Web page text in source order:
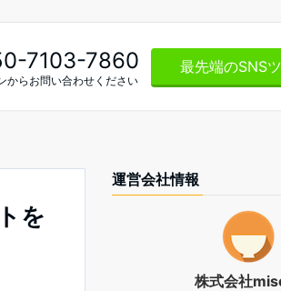
7103-7860
からお問い合わせください
最先端のSNS
を
運営会社情報
株式会社